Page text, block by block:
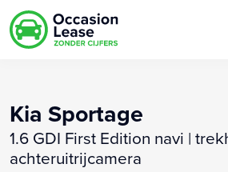
Kia Sportage
1.6 GDI First Edition navi |
achteruitrijcamera